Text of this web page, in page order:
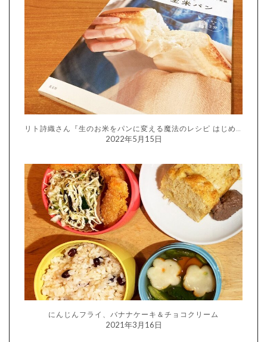
2022年5月15日
にんじんフライ、バナナケーキ＆チョコクリーム
2021年3月16日